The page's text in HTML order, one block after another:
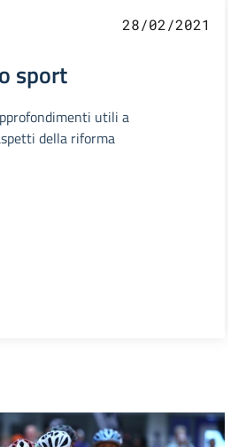
28/02/2021
sport
utili a
della riforma